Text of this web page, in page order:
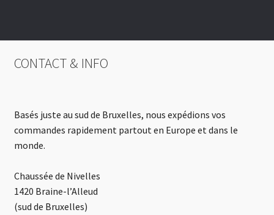
CONTACT & INFO
Basés juste au sud de Bruxelles, nous expédions vos
commandes rapidement partout en Europe et dans le
monde.
Chaussée de Nivelles
1420 Braine-l’Alleud
(sud de Bruxelles)